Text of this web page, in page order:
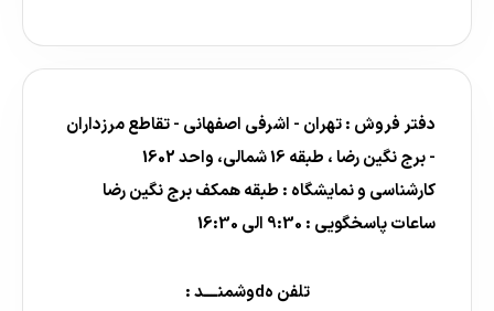
دفتر فروش : تهران - اشرفی اصفهانی - تقاطع مرزداران
- برج نگین رضا ، طبقه 16 شمالی، واحد 1602
کارشناسی و نمایشگاه : طبقه همکف برج نگین رضا
ساعات پاسخگویی : 9:30 الی 16:30
تلفن هdوشمنــــد :